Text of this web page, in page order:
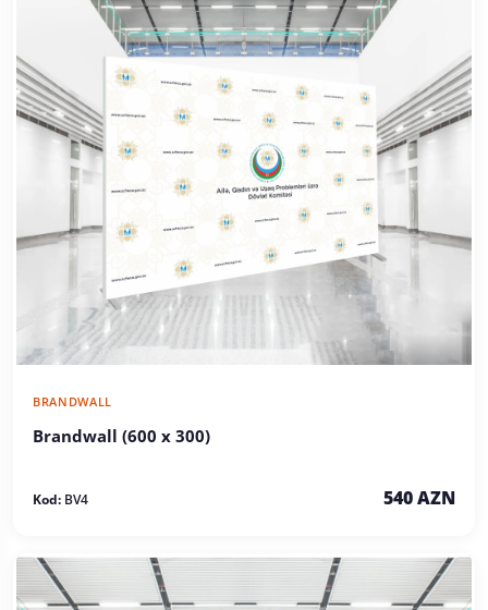
BRANDWALL
Brandwall (600 x 300)
Kod: BV4 540 AZN